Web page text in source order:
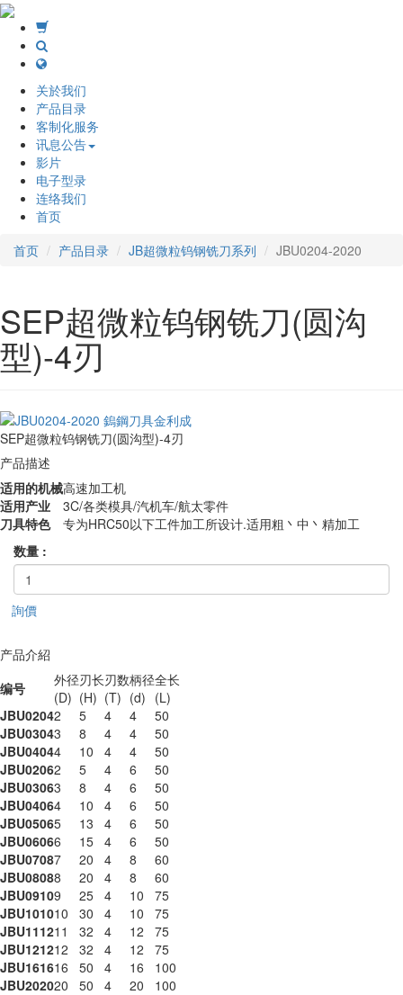
关於我们
产品目录
客制化服务
讯息公告
影片
电子型录
连络我们
首页
首页
产品目录 JB超微粒钨钢铣刀系列 JBU0204-2020
SEP超微粒钨钢铣刀(圆沟
型)-4刃
SEP超微粒钨钢铣刀(圆沟型)-4刃
产品描述
适用的机械高速加工机
适用产业
3C/各类模具/汽机车/航太零件
刀具特色
专为HRC50以下工件加工所设计.适用粗丶中丶精加工
数量 :
詢價
产品介紹
编号
外径
(D)
刃长
(H)
刃数
(T)
柄径
(d)
全长
(L)
JBU02042 5 4 4
50
JBU03043 8 4 4
50
JBU04044 10 4 4
50
JBU02062 5 4 6
50
JBU03063 8 4 6
50
JBU04064 10 4 6
50
JBU05065 13 4 6
50
JBU06066 15 4 6
50
JBU07087 20 4 8
60
JBU08088 20 4 8
60
JBU09109 25 4 10
75
JBU101010 30 4 10
75
JBU111211 32 4 12
75
JBU121212 32 4 12
75
JBU161616 50 4 16
100
JBU202020 50 4 20 100